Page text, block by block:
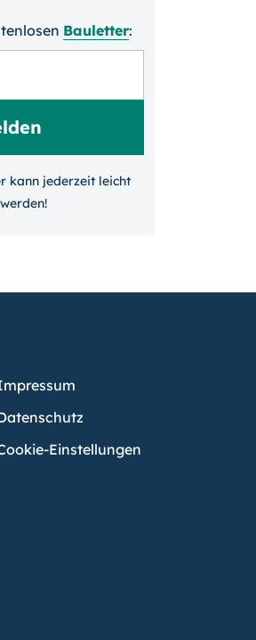
Bauletter:
kann jeder­zeit leicht
Einstellungen